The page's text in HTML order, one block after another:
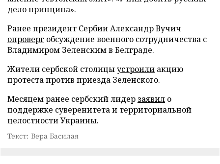
дело принципа».
Ранее президент Сербии Александр Вучич
опроверг обсуждение военного сотрудничества с
Владимиром Зеленским в Белграде.
Жители сербской столицыустроили акцию
протеста против приезда Зеленского.
Месяцем ранее сербский лидер заявил о
поддержке суверенитета и территориальной
целостности Украины.
Текст: Вера Басилая